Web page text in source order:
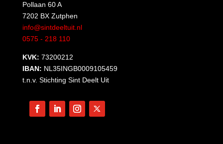
Pollaan 60 A
7202 BX Zutphen
info@sintdeeltuit.nl
0575 - 218 110
KVK: 73200212
IBAN: NL35INGB0009105459
t.n.v. Stichting Sint Deelt Uit